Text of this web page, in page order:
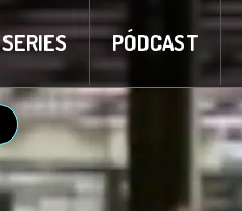
SERIES PÓDCAST